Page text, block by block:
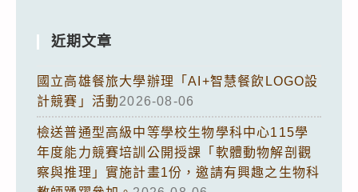
近期文章
國立高雄餐旅大學辦理「AI+智慧餐飲LOGO設
計競賽」活動2026-08-06
檢送普通型高級中等學校生物學科中心115學
年度能力競賽培訓公開授課「軟體動物解剖觀
察與推理」實施計畫1份，邀請有興趣之生物科